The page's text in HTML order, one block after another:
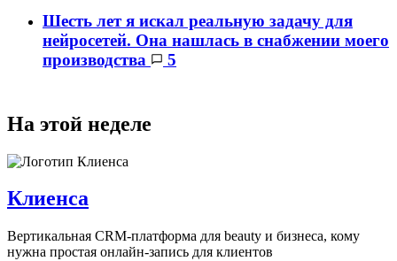
Шесть лет я искал реальную задачу для
нейросетей. Она нашлась в снабжении моего
производства
5
На этой неделе
Клиенса
Вертикальная CRM-платформа для beauty и бизнеса, кому
нужна простая онлайн-запись для клиентов